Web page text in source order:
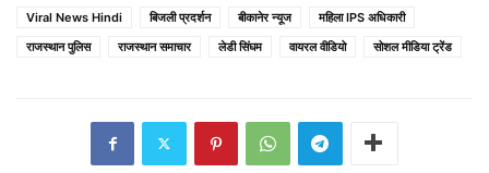
Viral News Hindi
बिजली प्रदर्शन बीकानेर न्यूज
महिला IPS अधिकारी
राजस्थान पुलिस
राजस्थान समाचार लेडी सिंघम वायरल वीडियो सोशल मीडिया ट्रेंड